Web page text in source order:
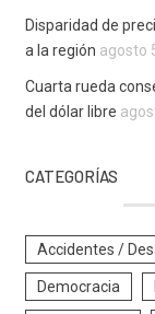
Disparidad de
a la región agosto
Cuarta rueda
del dólar libre
CATEGORÍAS
Accidentes /
Democracia